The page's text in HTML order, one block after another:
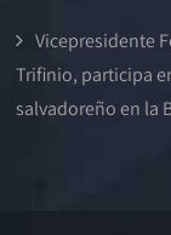
Vicepresidente
Trifinio, participa
salvadoreño en la